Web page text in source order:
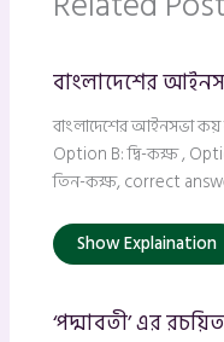
বাংলাদেশের
বাংলাদেশের আইনসভা
Option B: দ্বি-কক্ষ ,
তিন-কক্ষ, correct
Show Explaination
‘পদ্মাবতী’ এর